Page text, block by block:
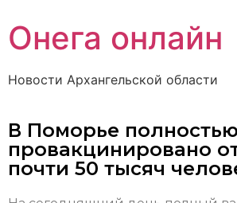
Онега онлайн
Новости Архангельской области
В Поморье полностью
провакцинировано от
почти 50 тысяч